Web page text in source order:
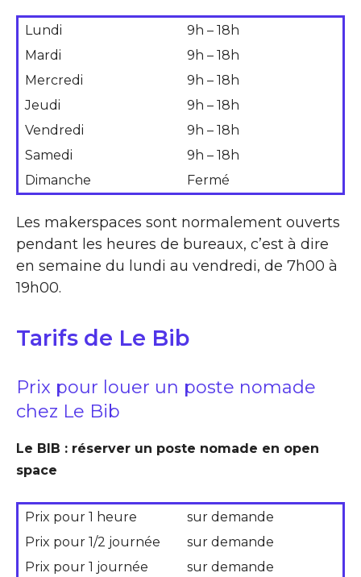
Lundi
9h – 18h
Mardi
9h – 18h
Mercredi
9h – 18h
Jeudi
9h – 18h
Vendredi
9h – 18h
Samedi
9h – 18h
Dimanche
Fermé
Les makerspaces sont normalement ouverts
pendant les heures de bureaux, c’est à dire
en semaine du lundi au vendredi, de 7h00 à
19h00.
Tarifs de Le Bib
Prix pour louer un poste nomade
chez Le Bib
Le BIB : réserver un poste nomade en open
space
Prix pour 1 heure
sur demande
Prix pour 1/2 journée
sur demande
Prix pour 1 journée
sur demande